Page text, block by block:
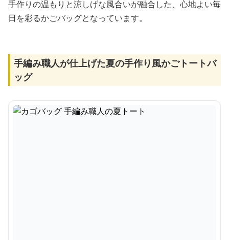
手作りの温もりと涼しげな風合いが融合した、心地よい毎
日を彩るかごバッグとなっています。
手編み職人が仕上げた夏の手作り風かごトートバ
ッグ